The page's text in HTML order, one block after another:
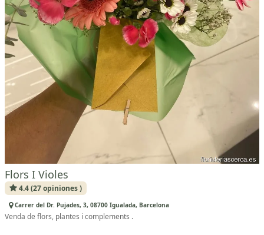
Flors I Violes
4.4 (27 opiniones )
Carrer del Dr. Pujades, 3, 08700 Igualada, Barcelona
Venda de flors, plantes i complements .